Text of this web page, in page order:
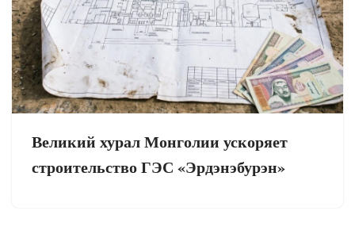
Великий хурал Монголии ускоряет
строительство ГЭС «Эрдэнэбурэн»